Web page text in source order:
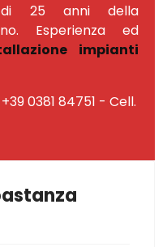
di 25 anni della
Esperienza ed
impianti
0381 84751 - Cell.